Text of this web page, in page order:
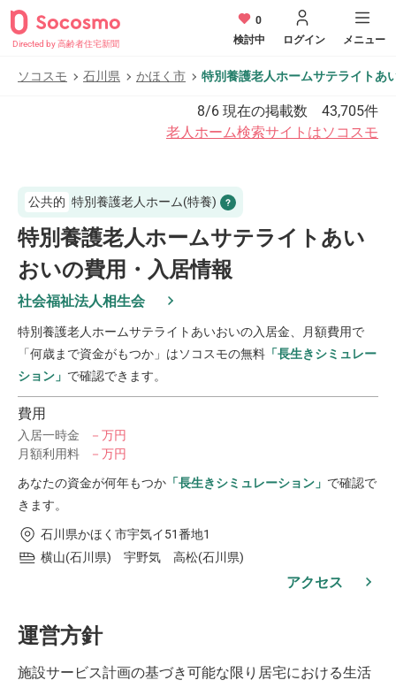
Directed by 高齢者住宅新聞
0
検討中
ログイン メニュー
ソコスモ 石川県 かほく市 特別養護老人ホームサテライトあ
8/6 現在の掲載数 43,705件
老人ホーム検索サイトはソコスモ
公共的 特別養護老人ホーム(特養)
特別養護老人ホームサテライトあい
おいの費用・入居情報
社会福祉法人相生会
特別養護老人ホームサテライトあいおいの入居金、月額費用で
「何歳まで資金がもつか」はソコスモの無料 「長生きシミュレー
ション」 で確認できます。
費用
入居一時金
－万円
月額利用料
－万円
あなたの資金が何年もつか 「長生きシミュレーション」 で確認で
きます。
石川県かほく市宇気イ51番地1
横山(石川県) 宇野気 高松(石川県)
アクセス
運営方針
施設サービス計画の基づき可能な限り居宅における生活